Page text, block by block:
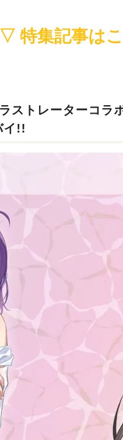
▽ 特集記事は